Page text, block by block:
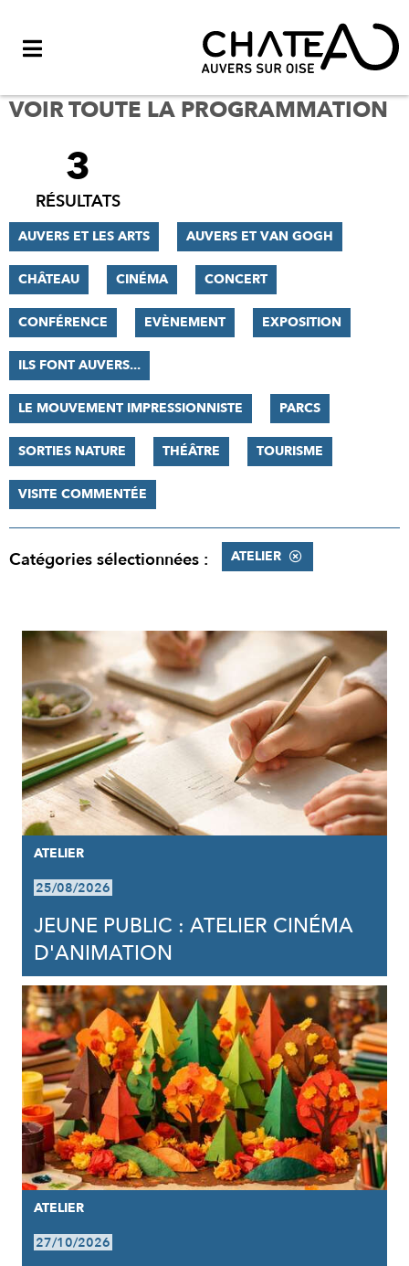
VOIR TOUTE LA PROGRAMMATION
FILTRER
RÉSULTATS
3
RÉSULTATS
AUVERS ET LES ARTS AUVERS ET VAN GOGH
CHÂTEAU CINÉMA CONCERT
CONFÉRENCE EVÈNEMENT EXPOSITION
ILS FONT AUVERS...
LE MOUVEMENT IMPRESSIONNISTE PARCS
SORTIES NATURE THÉÂTRE TOURISME
VISITE COMMENTÉE
Catégories sélectionnées : ATELIER
RÉSULTATS
ATELIER
25/08/2026
JEUNE PUBLIC : ATELIER CINÉMA
D'ANIMATION
ATELIER
27/10/2026